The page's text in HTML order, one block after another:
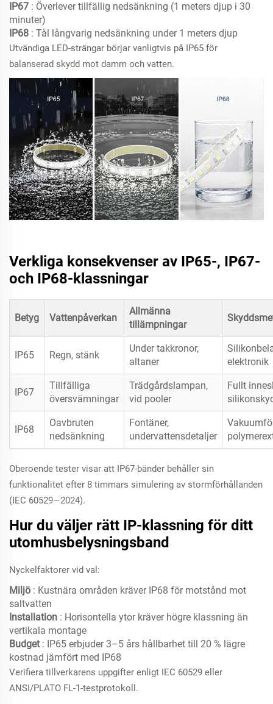
IP67 : Överlever tillfällig nedsänkning (1 meters djup i 30
minuter)
IP68 : Tål långvarig nedsänkning under 1 meters djup
Utvändiga LED-strängar börjar vanligtvis på IP65 för
balanserad skydd mot damm och vatten.
Verkliga konsekvenser av IP65-, IP67-
och IP68-klassningar
Betyg Vattenpåverkan
Allmänna
tillämpningar
IP65 Regn, stänk
Under takkronor,
altaner
elektronik
IP67
Tillfälliga
översvämningar
Trädgårdslampan,
vid pooler
Fullt
IP68
Oavbruten
nedsänkning
Fontäner,
undervattensdetaljer
Oberoende tester visar att IP67-bänder behåller sin
funktionalitet efter 8 timmars simulering av stormförhållanden
(IEC 60529—2024).
Hur du väljer rätt IP-klassning för ditt
utomhusbelysningsband
Nyckelfaktorer vid val:
Miljö : Kustnära områden kräver IP68 för motstånd mot
saltvatten
Installation : Horisontella ytor kräver högre klassning än
vertikala montage
Budget : IP65 erbjuder 3–5 års hållbarhet till 20 % lägre
kostnad jämfört med IP68
Verifiera tillverkarens uppgifter enligt IEC 60529 eller
ANSI/PLATO FL-1-testprotokoll.